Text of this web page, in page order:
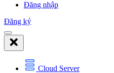
Đăng nhập
Đăng ký
Cloud Server